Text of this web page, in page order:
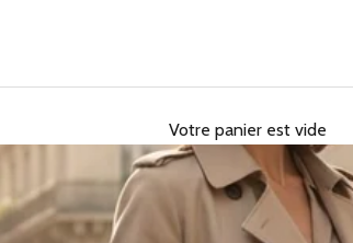
Votre panier est vide